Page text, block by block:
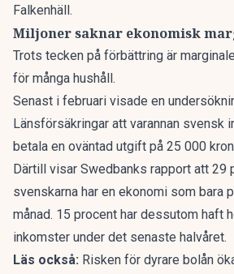
Falkenhäll.
Miljoner saknar ekonomisk
Trots tecken på förbättring är
för många hushåll.
Senast i februari visade en
Länsförsäkringar att varannan svensk
betala en oväntad utgift på 25 000
Därtill visar Swedbanks rapport att 29
svenskarna har en ekonomi som bara
månad. 15 procent har dessutom haft
inkomster under det senaste halvåret.
Läs också: Risken för dyrare bolån